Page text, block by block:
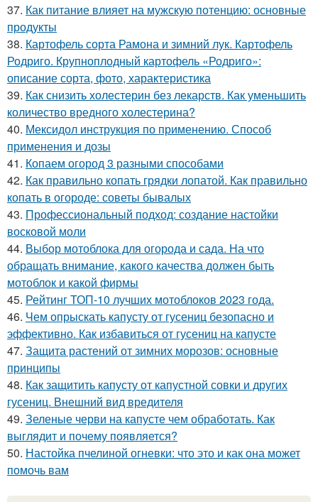
37. Как питание влияет на мужскую потенцию: основные
продукты
38. Картофель сорта Рамона и зимний лук. Картофель
Родриго. Крупноплодный картофель «Родриго»:
описание сорта, фото, характеристика
39. Как снизить холестерин без лекарств. Как уменьшить
количество вредного холестерина?
40. Мексидол инструкция по применению. Способ
применения и дозы
41. Копаем огород 3 разными способами
42. Как правильно копать грядки лопатой. Как правильно
копать в огороде: советы бывалых
43. Профессиональный подход: создание настойки
восковой моли
44. Выбор мотоблока для огорода и сада. На что
обращать внимание, какого качества должен быть
мотоблок и какой фирмы
45. Рейтинг ТОП-10 лучших мотоблоков 2023 года.
46. Чем опрыскать капусту от гусениц безопасно и
эффективно. Как избавиться от гусениц на капусте
47. Защита растений от зимних морозов: основные
принципы
48. Как защитить капусту от капустной совки и других
гусениц. Внешний вид вредителя
49. Зеленые черви на капусте чем обработать. Как
выглядит и почему появляется?
50. Настойка пчелиной огневки: что это и как она может
помочь вам